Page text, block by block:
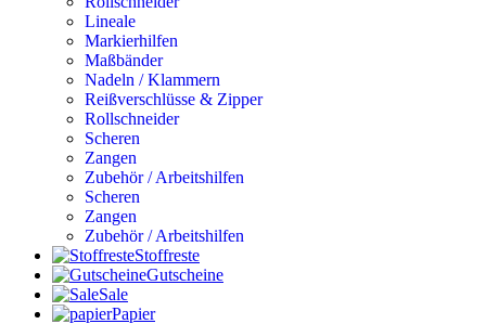
Lineale
Markierhilfen
Maßbänder
Nadeln / Klammern
Reißverschlüsse & Zipper
Rollschneider
Scheren
Zangen
Zubehör / Arbeitshilfen
Scheren
Zangen
Zubehör / Arbeitshilfen
Stoffreste
Gutscheine
Sale
Papier